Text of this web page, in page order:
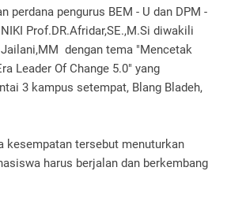
perdana pengurus BEM - U dan DPM -
Prof.DR.Afridar,SE.,M.Si diwakili
dengan tema "Mencetak
Leader Of Change 5.0" yang
3 kampus setempat, Blang Bladeh,
kesempatan tersebut menuturkan
harus berjalan dan berkembang